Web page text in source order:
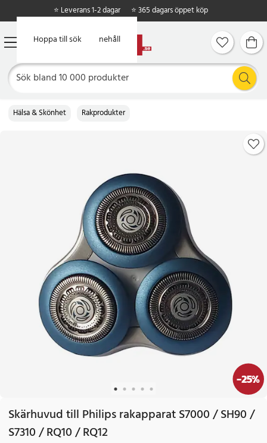
Hoppa till huvudinnehåll
Hoppa till sök
⭐ Leverans 1-2 dagar ⭐ 365 dagars öppet köp
Hälsa & Skönhet Rakprodukter
-25%
Skärhuvud till Philips rakapparat S7000 / SH90 /
S7310 / RQ10 / RQ12